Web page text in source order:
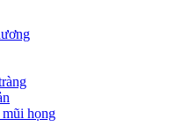
họng